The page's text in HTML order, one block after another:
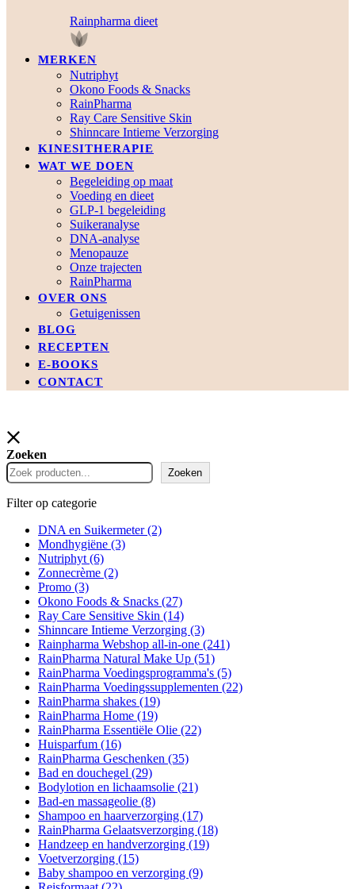
Rainpharma dieet
MERKEN
Nutriphyt
Okono Foods & Snacks
RainPharma
Ray Care Sensitive Skin
Shinncare Intieme Verzorging
KINESITHERAPIE
WAT WE DOEN
Begeleiding op maat
Voeding en dieet
GLP-1 begeleiding
Suikeranalyse
DNA-analyse
Menopauze
Onze trajecten
RainPharma
OVER ONS
Getuigenissen
BLOG
RECEPTEN
E-BOOKS
CONTACT
Zoeken
Zoeken
Filter op categorie
DNA en Suikermeter(2)
Mondhygiëne (3)
Nutriphyt (6)
Zonnecrème (2)
Promo (3)
Okono Foods & Snacks (27)
Ray Care Sensitive Skin (14)
Shinncare Intieme Verzorging (3)
Rainpharma Webshop all-in-one (241)
RainPharma Natural Make Up (51)
RainPharma Voedingsprogramma's (5)
RainPharma Voedingssupplementen (22)
RainPharma shakes (19)
RainPharma Home (19)
RainPharma Essentiële Olie (22)
Huisparfum (16)
RainPharma Geschenken (35)
Bad en douchegel (29)
Bodylotion en lichaamsolie (21)
Bad-en massageolie (8)
Shampoo en haarverzorging (17)
RainPharma Gelaatsverzorging (18)
Handzeep en handverzorging (19)
Voetverzorging (15)
Baby shampoo en verzorging (9)